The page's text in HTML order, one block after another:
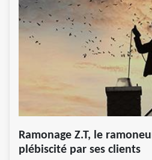
Ramonage Z.T, le
plébiscité par ses clients